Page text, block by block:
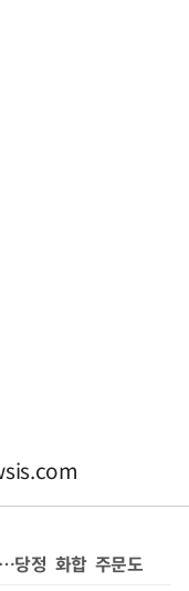
당정 화합 주문도